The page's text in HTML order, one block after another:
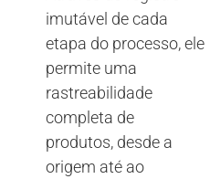
imutável de cada
etapa do processo, ele
permite uma
rastreabilidade
completa de
produtos, desde a
origem até ao